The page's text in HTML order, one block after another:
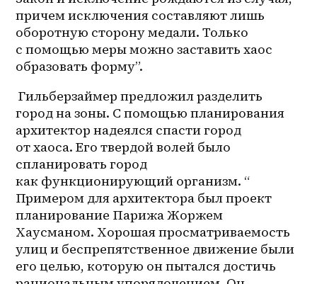
причем исключения составляют лишь
оборотную сторону медали. Только
с помощью меры можно заставить хаос
образовать форму”.
Гильберзаймер предложил разделить
город на зоны. С помощью планирования
архитектор надеялся спасти город
от хаоса. Его твердой волей было
спланировать город
как функционирующий организм. “
Примером для архитектора был проект
планирование Парижа Жоржем
Хаусманом. Хорошая просматриваемость
улиц и беспрепятственное движение были
его целью, которую он пытался достичь